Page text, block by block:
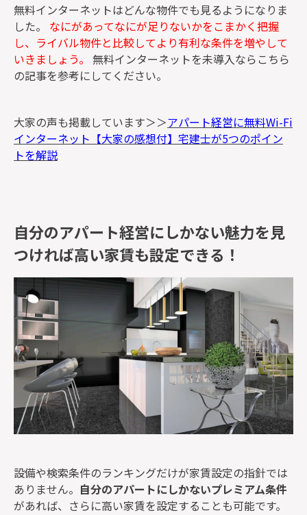
無料インターネットはどんな物件でも見るようになりま
した。
なにがあってなにが足りないかをこまかく把握
し、ライバル物件と比較してより有利な条件を増やして
いきましょう。 無料インターネットを未導入ならこちら
の記事を参考にしてください。
大家の声も掲載しています＞＞アパート経営に無料Wi-Fi
インターネット【大家の感想付】宅建士が5つのポイン
トを解説
自分のアパート経営にしかない魅力を見
つければ高い家賃も設定できる！
設備や検索条件のランキングだけが家賃設定の指針では
ありません。 自分のアパートにしかないプレミアム条件
があれば、さらに高い家賃を設定することも可能です。